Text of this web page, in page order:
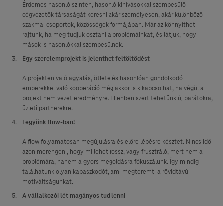
Érdemes hasonló szinten, hasonló kihívásokkal szembesülő
cégvezetők társaságát keresni akár személyesen, akár különböző
szakmai csoportok, közösségek formájában. Már az könnyíthet
rajtunk, ha meg tudjuk osztani a problémáinkat, és látjuk, hogy
mások is hasonlókkal szembesülnek.
Egy szerelemprojekt is jelenthet feltöltődést
A projekten való agyalás, ötletelés hasonlóan gondolkodó
emberekkel való kooperáció még akkor is kikapcsolhat, ha végül a
projekt nem vezet eredményre. Ellenben szert tehetünk új barátokra,
üzleti partnerekre.
Legyünk flow-ban!
A flow folyamatosan megújulásra és előre lépésre késztet. Nincs idő
azon merengeni, hogy mi lehet rossz, vagy frusztráló, mert nem a
problémára, hanem a gyors megoldásra fókuszálunk. Így mindig
találhatunk olyan kapaszkodót, ami megteremti a rövidtávú
motiváltságunkat.
A vállalkozói lét magányos tud lenni